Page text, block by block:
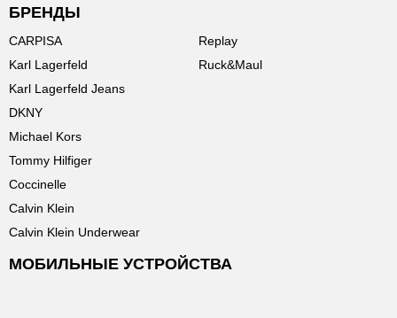
БРЕНДЫ
CARPISA
Karl Lagerfeld
Karl Lagerfeld Jeans
DKNY
Michael Kors
Tommy Hilfiger
Coccinelle
Calvin Klein
Calvin Klein Underwear
Replay
Ruck&Maul
МОБИЛЬНЫЕ УСТРОЙСТВА